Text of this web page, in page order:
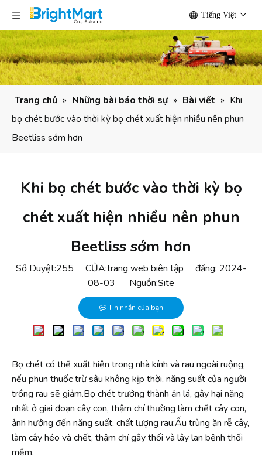
Tiếng Việt
Trang chủ » Những bài báo thời sự » Bài viết » Khi
bọ chét bước vào thời kỳ bọ chét xuất hiện nhiều nên phun
Beetliss sớm hơn
Khi bọ chét bước vào thời kỳ bọ
chét xuất hiện nhiều nên phun
Beetliss sớm hơn
Số Duyệt:255 CỦA:trang web biên tập đăng: 2024-
08-03 Nguồn:Site
Tin nhắn của bạn
Bọ chét có thể xuất hiện trong nhà kính và rau ngoài ruộng,
nếu phun thuốc trừ sâu không kịp thời, năng suất của người
trồng rau sẽ giảm.Bọ chét trưởng thành ăn lá, gây hại nặng
nhất ở giai đoạn cây con, thậm chí thường làm chết cây con,
ảnh hưởng đến năng suất, chất lượng rau;Ấu trùng ăn rễ cây,
làm cây héo và chết, thậm chí gây thối và lây lan bệnh thối
mềm.